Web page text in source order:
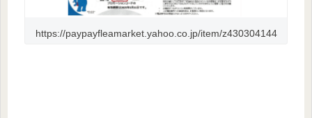
https://paypayfleamarket.yahoo.co.jp/item/z430304144